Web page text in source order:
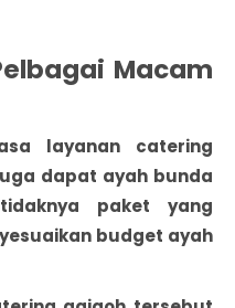
Macam
layanan catering
dapat ayah bunda
paket yang
budget ayah